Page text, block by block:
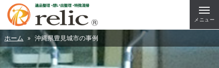
メニュー
ホーム » 沖縄県豊見城市の事例